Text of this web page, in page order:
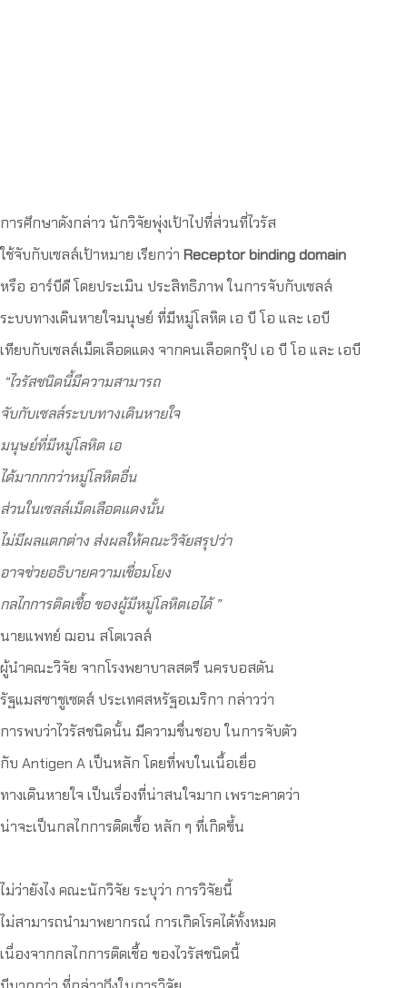
การศึกษาดังกล่าว นักวิจัยพุ่งเป้าไปที่ส่วนที่ไวรัส
ใช้จับกับเซลล์เป้าหมาย เรียกว่า Receptor binding domain
หรือ อาร์บีดี โดยประเมิน ประสิทธิภาพ ในการจับกับเซลล์
ระบบทางเดินหายใจมนุษย์ ที่มีหมู่โลหิต เอ บี โอ และ เอบี
เทียบกับเซลล์เม็ดเลือดแดง จากคนเลือดกรุ๊ป เอ บี โอ และ เอบี
“ไวรัสชนิดนี้มีความสามารถ
จับกับเซลล์ระบบทางเดินหายใจ
มนุษย์ที่มีหมู่โลหิต เอ
ได้มากกกว่าหมู่โลหิตอื่น
ส่วนในเซลล์เม็ดเลือดแดงนั้น
ไม่มีผลแตกต่าง ส่งผลให้คณะวิจัยสรุปว่า
อาจช่วยอธิบายความเชื่อมโยง
กลไกการติดเชื้อ ของผู้มีหมู่โลหิตเอได้ ”
นายแพทย์ ฌอน สโตเวลล์
ผู้นำคณะวิจัย จากโรงพยาบาลสตรี นครบอสตัน
รัฐแมสซาชูเซตส์ ประเทศสหรัฐอเมริกา กล่าวว่า
การพบว่าไวรัสชนิดนั้น มีความชื่นชอบ ในการจับตัว
กับ Antigen A เป็นหลัก โดยที่พบในเนื้อเยื่อ
ทางเดินหายใจ เป็นเรื่องที่น่าสนใจมาก เพราะคาดว่า
น่าจะเป็นกลไกการติดเชื้อ หลัก ๆ ที่เกิดขึ้น
ไม่ว่ายังไง คณะนักวิจัย ระบุว่า การวิจัยนี้
ไม่สามารถนำมาพยากรณ์ การเกิดโรคได้ทั้งหมด
เนื่องจากกลไกการติดเชื้อ ของไวรัสชนิดนี้